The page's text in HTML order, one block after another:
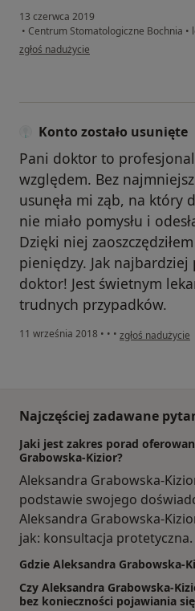
13 czerwca 2019
• Centrum Stomatologiczne Bochnia •
w opinii użytkownika Konto zostało
zgłoś nadużycie
Konto zostało usunięte
Pani doktor to
względem. Bez
usunęła mi ząb, na który
nie miało pomysłu i
Dzięki niej
pieniędzy. Jak najbardziej
doktor! Jest świetnym
trudnych przypadków.
11 września 2018 • • • w opinii
zgłoś nadużycie
Najczęściej zadawane
Jaki jest zakres porad
Grabowska-Kizior?
Aleksandra Grabowska-
podstawie swojego
Aleksandra Grabowska-
jak: konsultacja protetyczna.
Gdzie Aleksandra Grabowska-
Czy Aleksandra Grabowska-
bez konieczności pojawiania